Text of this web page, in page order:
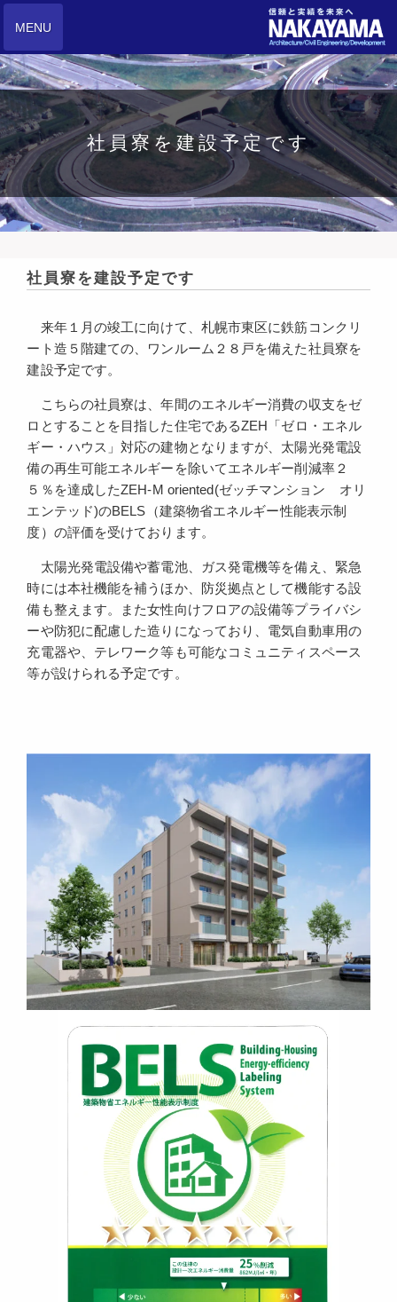
MENU
社員寮を建設予定です
社員寮を建設予定です
来年１月の竣工に向けて、札幌市東区に鉄筋コンクリ
ート造５階建ての、ワンルーム２８戸を備えた社員寮を
建設予定です。
こちらの社員寮は、年間のエネルギー消費の収支をゼ
ロとすることを目指した住宅であるZEH「ゼロ・エネル
ギー・ハウス」対応の建物となりますが、太陽光発電設
備の再生可能エネルギーを除いてエネルギー削減率２
５％を達成したZEH-M oriented(ゼッチマンション オリ
エンテッド)のBELS（建築物省エネルギー性能表示制
度）の評価を受けております。
太陽光発電設備や蓄電池、ガス発電機等を備え、緊急
時には本社機能を補うほか、防災拠点として機能する設
備も整えます。また女性向けフロアの設備等プライバシ
ーや防犯に配慮した造りになっており、電気自動車用の
充電器や、テレワーク等も可能なコミュニティスペース
等が設けられる予定です。